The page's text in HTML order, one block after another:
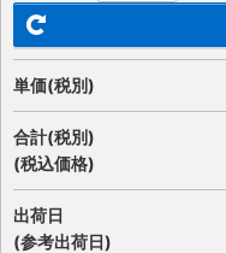
単価(税別)
合計(税別)
(税込価格)
出荷日
(参考出荷日)